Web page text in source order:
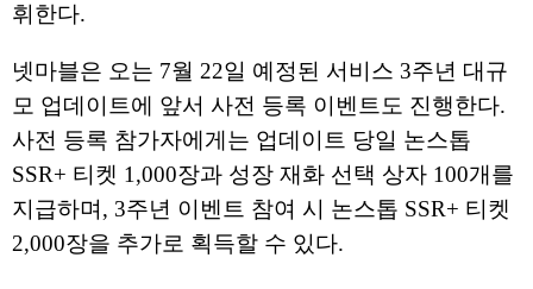
휘한다.
넷마블은 오는 7월 22일 예정된 서비스 3주년 대규
모 업데이트에 앞서 사전 등록 이벤트도 진행한다.
사전 등록 참가자에게는 업데이트 당일 논스톱
SSR+ 티켓 1,000장과 성장 재화 선택 상자 100개를
지급하며, 3주년 이벤트 참여 시 논스톱 SSR+ 티켓
2,000장을 추가로 획득할 수 있다.